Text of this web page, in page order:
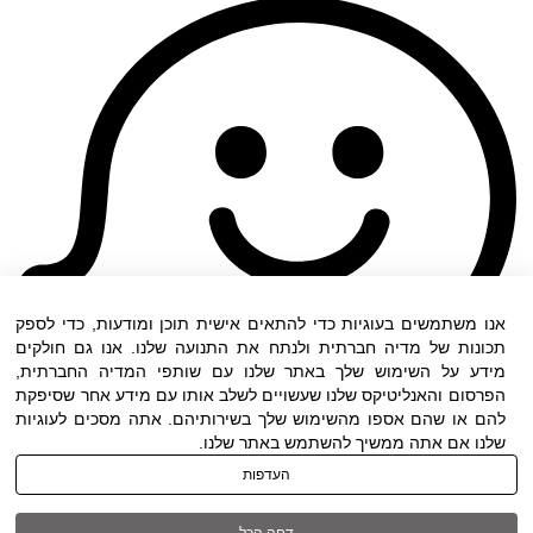
תנאי שימוש|הצהרת נגישות| כל הזכויות שמורות
אנו משתמשים בעוגיות כדי להתאים אישית תוכן ומודעות, כדי לספק
תכונות של מדיה חברתית ולנתח את התנועה שלנו. אנו גם חולקים
מידע על השימוש שלך באתר שלנו עם שותפי המדיה החברתית,
הפרסום והאנליטיקס שלנו שעשויים לשלב אותו עם מידע אחר שסיפקת
להם או שהם אספו מהשימוש שלך בשירותיהם. אתה מסכים לעוגיות
שלנו אם אתה ממשיך להשתמש באתר שלנו.
העדפות